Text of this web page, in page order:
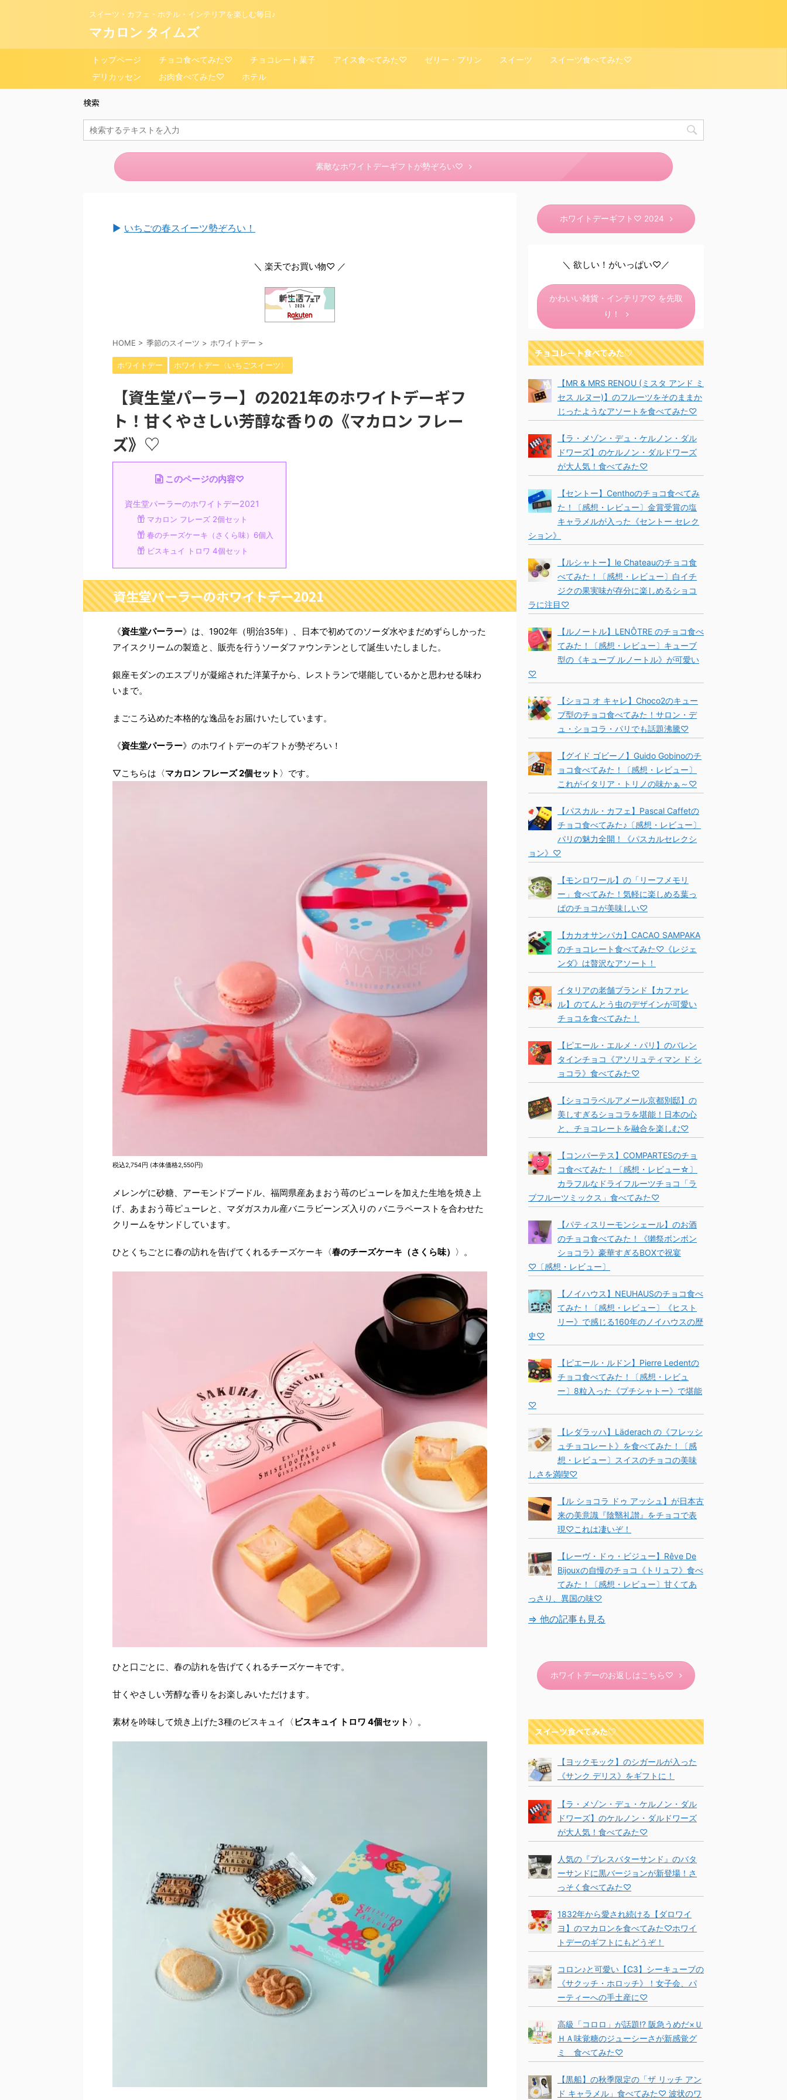
スイーツ・カフェ・ホテル・インテリアを楽しむ毎日♪
マカロン タイムズ
トップページ チョコ食べてみた♡ チョコレート菓子 アイス食べてみた♡ ゼリー・プリン スイーツ
スイーツ食べてみた♡
デリカッセン
お肉食べてみた♡ ホテル
検索
素敵なホワイトデーギフトが勢ぞろい♡
► いちごの春スイーツ勢ぞろい！
＼ 楽天でお買い物♡ ／
HOME > 季節のスイーツ > ホワイトデー >
ホワイトデー ホワイトデー〈いちごスイーツ〉
【資生堂パーラー】の2021年のホワイトデーギフ
ト！甘くやさしい芳醇な香りの《マカロン フレー
ズ》♡
このページの内容♡
資生堂パーラーのホワイトデー2021
マカロン フレーズ 2個セット
春のチーズケーキ（さくら味）6個入
ビスキュイ トロワ 4個セット
資生堂パーラーのホワイトデー2021
《資生堂パーラー》は、1902年（明治35年）、日本で初めてのソーダ水やまだめずらしかった
アイスクリームの製造と、販売を行うソーダファウンテンとして誕生いたしました。
銀座モダンのエスプリが凝縮された洋菓子から、レストランで堪能しているかと思わせる味わ
いまで。
まごころ込めた本格的な逸品をお届けいたしています。
《資生堂パーラー》のホワイトデーのギフトが勢ぞろい！
▽こちらは〈マカロン フレーズ 2個セット 〉です。
税込2,754円 (本体価格2,550円)
メレンゲに砂糖、アーモンドプードル、福岡県産あまおう苺のピューレを加えた生地を焼き上
げ、あまおう苺ピューレと、マダガスカル産バニラビーンズ入りの バニラペーストを合わせた
クリームをサンドしています。
ひとくちごとに春の訪れを告げてくれるチーズケーキ〈春のチーズケーキ（さくら味） 〉。
ひと口ごとに、春の訪れを告げてくれるチーズケーキです。
甘くやさしい芳醇な香りをお楽しみいただけます。
素材を吟味して焼き上げた3種のビスキュイ〈 ビスキュイ トロワ 4個セット 〉。
ホワイトデーギフト♡ 2024
＼ 欲しい！がいっぱい♡／
かわいい雑貨・インテリア♡ を先取
り！
チョコレート食べてみた♡
【MR & MRS RENOU (ミスタ アンド ミ
セス ルヌー)】のフルーツをそのままか
じったようなアソートを食べてみた♡
【ラ・メゾン・デュ・ケルノン・ダル
ドワーズ】のケルノン・ダルドワーズ
が大人気！食べてみた♡
【セントー】Centhoのチョコ食べてみ
た！〔感想・レビュー〕金賞受賞の塩
キャラメルが入った《セントー セレク
ション》
【ルシャトー】le Chateauのチョコ食
べてみた！〔感想・レビュー〕白イチ
ジクの果実味が存分に楽しめるショコ
ラに注目♡
【ルノートル】LENÔTRE のチョコ食べ
てみた！〔感想・レビュー〕キューブ
型の《キューブ ルノートル》が可愛い
♡
【ショコ オ キャレ】Choco2のキュー
ブ型のチョコ食べてみた！サロン・デ
ュ・ショコラ・パリでも話題沸騰♡
【グイド ゴビーノ】Guido Gobinoのチ
ョコ食べてみた！〔感想・レビュー〕
これがイタリア・トリノの味かぁ～♡
【パスカル・カフェ】Pascal Caffetの
チョコ食べてみた♪〔感想・レビュー〕
パリの魅力全開！《パスカルセレクシ
ョン》♡
【モンロワール】の「リーフメモリ
ー」食べてみた！気軽に楽しめる葉っ
ぱのチョコが美味しい♡
【カカオサンパカ】CACAO SAMPAKA
のチョコレート食べてみた♡《レジェ
ンダ》は贅沢なアソート！
イタリアの老舗ブランド【カファレ
ル】のてんとう虫のデザインが可愛い
チョコを食べてみた！
【ピエール・エルメ・パリ】のバレン
タインチョコ《アソリュティマン ド シ
ョコラ》食べてみた♡
【ショコラベルアメール京都別邸】の
美しすぎるショコラを堪能！日本の心
と、チョコレートを融合を楽しむ♡
【コンパーテス】COMPARTESのチョ
コ食べてみた！〔感想・レビュー☆〕
カラフルなドライフルーツチョコ「ラ
ブフルーツミックス」食べてみた♡
【パティスリーモンシェール】のお酒
のチョコ食べてみた！《獺祭ボンボン
ショコラ》豪華すぎるBOXで祝宴
♡〔感想・レビュー〕
【ノイハウス】NEUHAUSのチョコ食べ
てみた！〔感想・レビュー〕《ヒスト
リー》で感じる160年のノイハウスの歴
史♡
【ピエール・ルドン】Pierre Ledentの
チョコ食べてみた！〔感想・レビュ
ー〕8粒入った《プチシャトー》で堪能
♡
【レダラッハ】Läderach の《フレッシ
ュチョコレート》を食べてみた！〔感
想・レビュー〕スイスのチョコの美味
しさを満喫♡
【ル ショコラ ドゥ アッシュ】が日本古
来の美意識『陰翳礼讃』をチョコで表
現♡これは凄いぞ！
【レーヴ・ドゥ・ビジュー】Rêve De
Bijouxの自慢のチョコ《トリュフ》食べ
てみた！〔感想・レビュー〕甘くてあ
っさり、異国の味♡
⇒ 他の記事も見る
ホワイトデーのお返しはこちら♡
スイーツ食べてみた♡
【ヨックモック】のシガールが入った
《サンク デリス》をギフトに！
【ラ・メゾン・デュ・ケルノン・ダル
ドワーズ】のケルノン・ダルドワーズ
が大人気！食べてみた♡
人気の『プレスバターサンド』のバタ
ーサンドに黒バージョンが新登場！さ
っそく食べてみた♡
1832年から愛され続ける【ダロワイ
ヨ】のマカロンを食べてみた♡ホワイ
トデーのギフトにもどうぞ！
コロン♪と可愛い【C3】シーキューブの
《サクッチ・ホロッチ》！女子会、パ
ーティーへの手土産に♡
高級「コロロ」が話題!? 阪急うめだ×Ｕ
ＨＡ味覚糖のジューシーさが新感覚グ
ミ 食べてみた♡
【黒船】の秋季限定の「ザ リッチ アン
ド キャラメル」食べてみた♡ 波状のワ